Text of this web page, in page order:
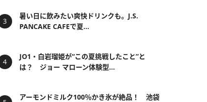
暑い日に飲みたい爽快ドリンクも。J.S.
PANCAKE CAFEで夏...
JO1・白岩瑠姫が“この夏挑戦したこと”と
は？ ジョー マローン体験型...
アーモンドミルク100％かき氷が絶品！ 池袋